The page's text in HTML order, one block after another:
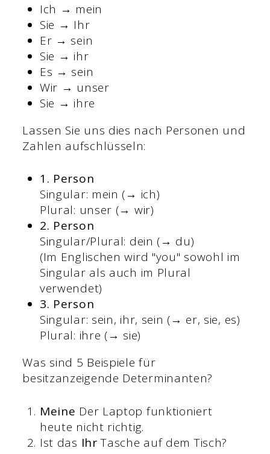
Ich → mein
Sie → Ihr
Er → sein
Sie → ihr
Es → sein
Wir → unser
Sie → ihre
Lassen Sie uns dies nach Personen und
Zahlen aufschlüsseln:
1. Person
Singular: mein (→ ich)
Plural: unser (→ wir)
2. Person
Singular/Plural: dein (→ du)
(Im Englischen wird "you" sowohl im
Singular als auch im Plural
verwendet)
3. Person
Singular: sein, ihr, sein (→ er, sie, es)
Plural: ihre (→ sie)
Was sind 5 Beispiele für
besitzanzeigende Determinanten?
Meine Der Laptop funktioniert
heute nicht richtig.
Ist das IhrTasche auf dem Tisch?